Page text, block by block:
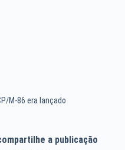
M-86 era lançado
a publicação